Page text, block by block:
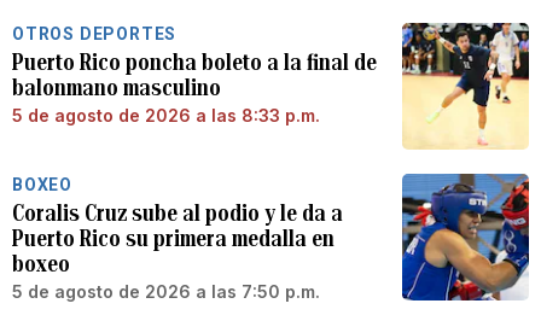
OTROS DEPORTES
Puerto Rico poncha boleto a la final de
balonmano masculino
5 de agosto de 2026 a las 8:33 p.m.
BOXEO
Coralis Cruz sube al podio y le da a
Puerto Rico su primera medalla en
boxeo
5 de agosto de 2026 a las 7:50 p.m.